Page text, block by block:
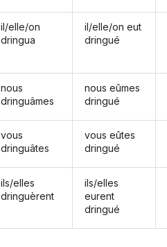
il/elle/on
dringua
nous
dringuâmes
vous
dringuâtes
ils/elles
dringuèrent
il/elle/on eut
dringué
nous eûmes
dringué
vous eûtes
dringué
ils/elles
eurent
dringué